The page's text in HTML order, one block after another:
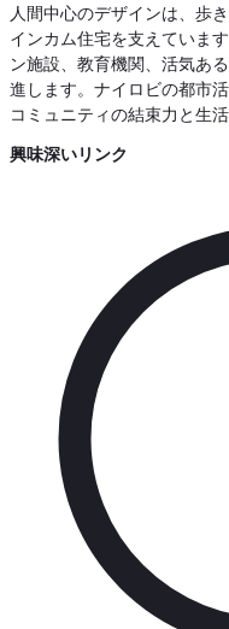
人間中心のデザインは、歩
インカム住宅を支えていま
ン施設、教育機関、活気あ
進します。ナイロビの都市
コミュニティの結束力と生
興味深いリンク